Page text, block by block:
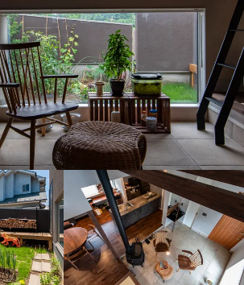
京都府滋賀県奈良県和歌山県
鳥取県島根県山口県
愛媛県高知県
長崎県熊本県大分県宮崎県鹿児島県
の想い
り
ト
ト
スト
埼玉県千葉県茨城県栃木県群馬県
ア
石川県福井県山梨県長野県
静岡県 三重県
京都府滋賀県奈良県和歌山県